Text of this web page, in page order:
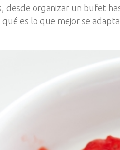
desde organizar un bufet
es lo que mejor se adapta